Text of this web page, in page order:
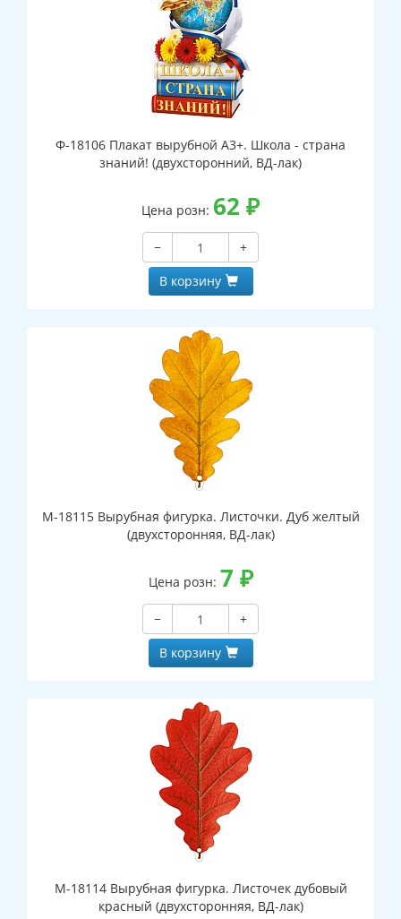
Ф-18106 Плакат вырубной А3+. Школа - страна
знаний! (двухсторонний, ВД-лак)
Цена розн: 62 ₽
−
+
В корзину
М-18115 Вырубная фигурка. Листочки. Дуб желтый
(двухсторонняя, ВД-лак)
Цена розн: 7 ₽
−
+
В корзину
М-18114 Вырубная фигурка. Листочек дубовый
красный (двухсторонняя, ВД-лак)